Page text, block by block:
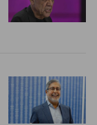
未说过人们应
狗币，因为“不
买比特币，但